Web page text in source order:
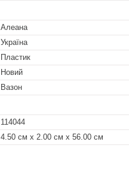
Алеана
Україна
Пластик
Новий
Вазон
114044
4.50 см х 2.00 см х 56.00 см